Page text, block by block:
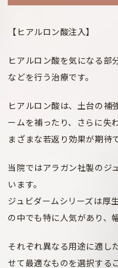
【ヒアルロン酸注入】
ヒアルロン酸を気になる部
などを行う治療です。
ヒアルロン酸は、土台の補
ームを補ったり、さらに失
まざまな若返り効果が期待
当院ではアラガン社製のジ
います。
ジュビダームシリーズは厚
の中でも特に人気があり、
それぞれ異なる用途に適し
せて最適なものを選択する